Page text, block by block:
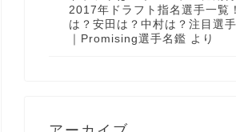
2017年ドラフト指名選手一覧
は？安田は？中村は？注目選
｜Promising選手名鑑 より